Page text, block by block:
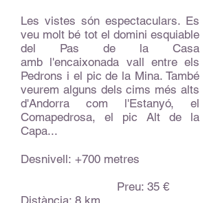
Les vistes són espectaculars. Es
veu molt bé tot el domini esquiable
del Pas de la Casa
amb l'encaixonada vall entre els
Pedrons i el pic de la Mina. També
veurem alguns dels cims més alts
d'Andorra com l'Estanyó, el
Comapedrosa, el pic Alt de la
Capa...
Desnivell: +700 metres
Preu: 35 €
Distància: 8 km